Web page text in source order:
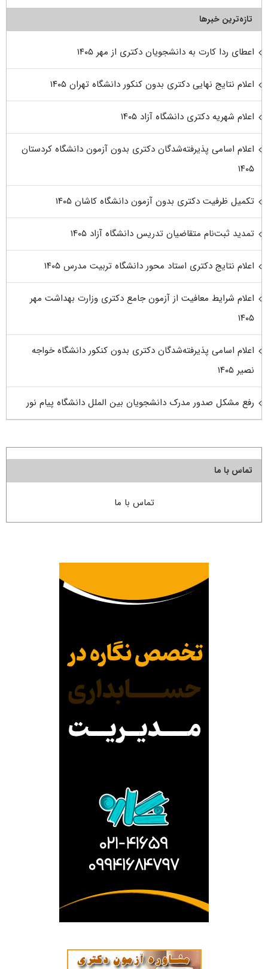
تازه‌ترین خبرها
اعطای ردا کارت به دانشجویان دکتری از مهر ۱۴۰۵
اعلام نتایج نهایی دکتری بدون کنکور دانشگاه تهران ۱۴۰۵
اعلام شهریه دکتری دانشگاه آزاد ۱۴۰۵
اعلام اسامی پذیرفته‌شدگان دکتری بدون آزمون دانشگاه کردستان
۱۴۰۵
تکمیل ظرفیت دکتری بدون آزمون دانشگاه کاشان ۱۴۰۵
تمدید ثبت‌نام متقاضیان تدریس دانشگاه آزاد ۱۴۰۵
اعلام نتایج دکتری استاد محور دانشگاه تربیت مدرس ۱۴۰۵
اعلام شرایط معافیت از آزمون جامع دکتری وزارت بهداشت مهر
۱۴۰۵
اعلام اسامی پذیرفته‌شدگان دکتری بدون کنکور دانشگاه خواجه
نصیر ۱۴۰۵
رفع مشکل صدور مدرک دانشجویان بین الملل دانشگاه پیام نور
تماس با ما
تماس با ما